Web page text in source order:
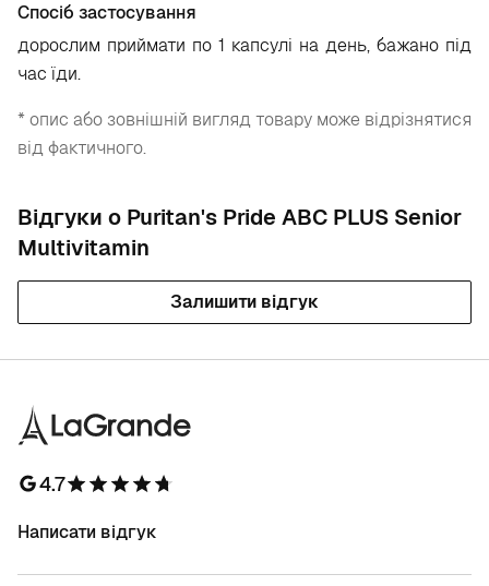
Спосіб застосування
дорослим приймати по 1 капсулі на день, бажано під
час їди.
* опис або зовнішній вигляд товару може відрізнятися
від фактичного.
Відгуки о Puritan's Pride ABC PLUS Senior
Multivitamin
Залишити відгук
4.7
Написати відгук